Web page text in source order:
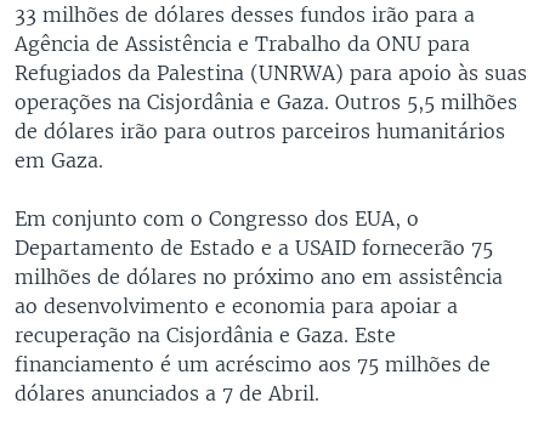
33 milhões de dólares desses fundos irão para a
Agência de Assistência e Trabalho da ONU para
Refugiados da Palestina (UNRWA) para apoio às suas
operações na Cisjordânia e Gaza. Outros 5,5 milhões
de dólares irão para outros parceiros humanitários
em Gaza.
Em conjunto com o Congresso dos EUA, o
Departamento de Estado e a USAID fornecerão 75
milhões de dólares no próximo ano em assistência
ao desenvolvimento e economia para apoiar a
recuperação na Cisjordânia e Gaza. Este
financiamento é um acréscimo aos 75 milhões de
dólares anunciados a 7 de Abril.